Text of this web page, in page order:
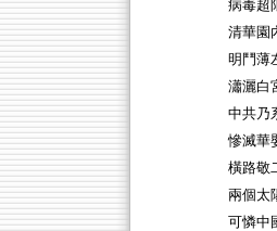
病毒超
清華園
明鬥薄
瀟灑白
中共乃
慘滅華
橫路敬
兩個太
可憐中